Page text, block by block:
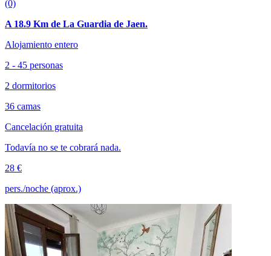
(0)
A 18.9 Km de La Guardia de Jaen.
Alojamiento entero
2 - 45 personas
2 dormitorios
36 camas
Cancelación gratuita
Todavía no se te cobrará nada.
28 €
pers./noche (aprox.)